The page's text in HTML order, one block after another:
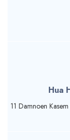
Hua
11 Damnoen